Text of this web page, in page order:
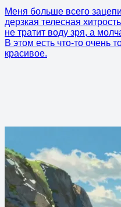
Меня больше всего
дерзкая телесная
не тратит воду зря, а
В этом есть что-то очень
красивое.